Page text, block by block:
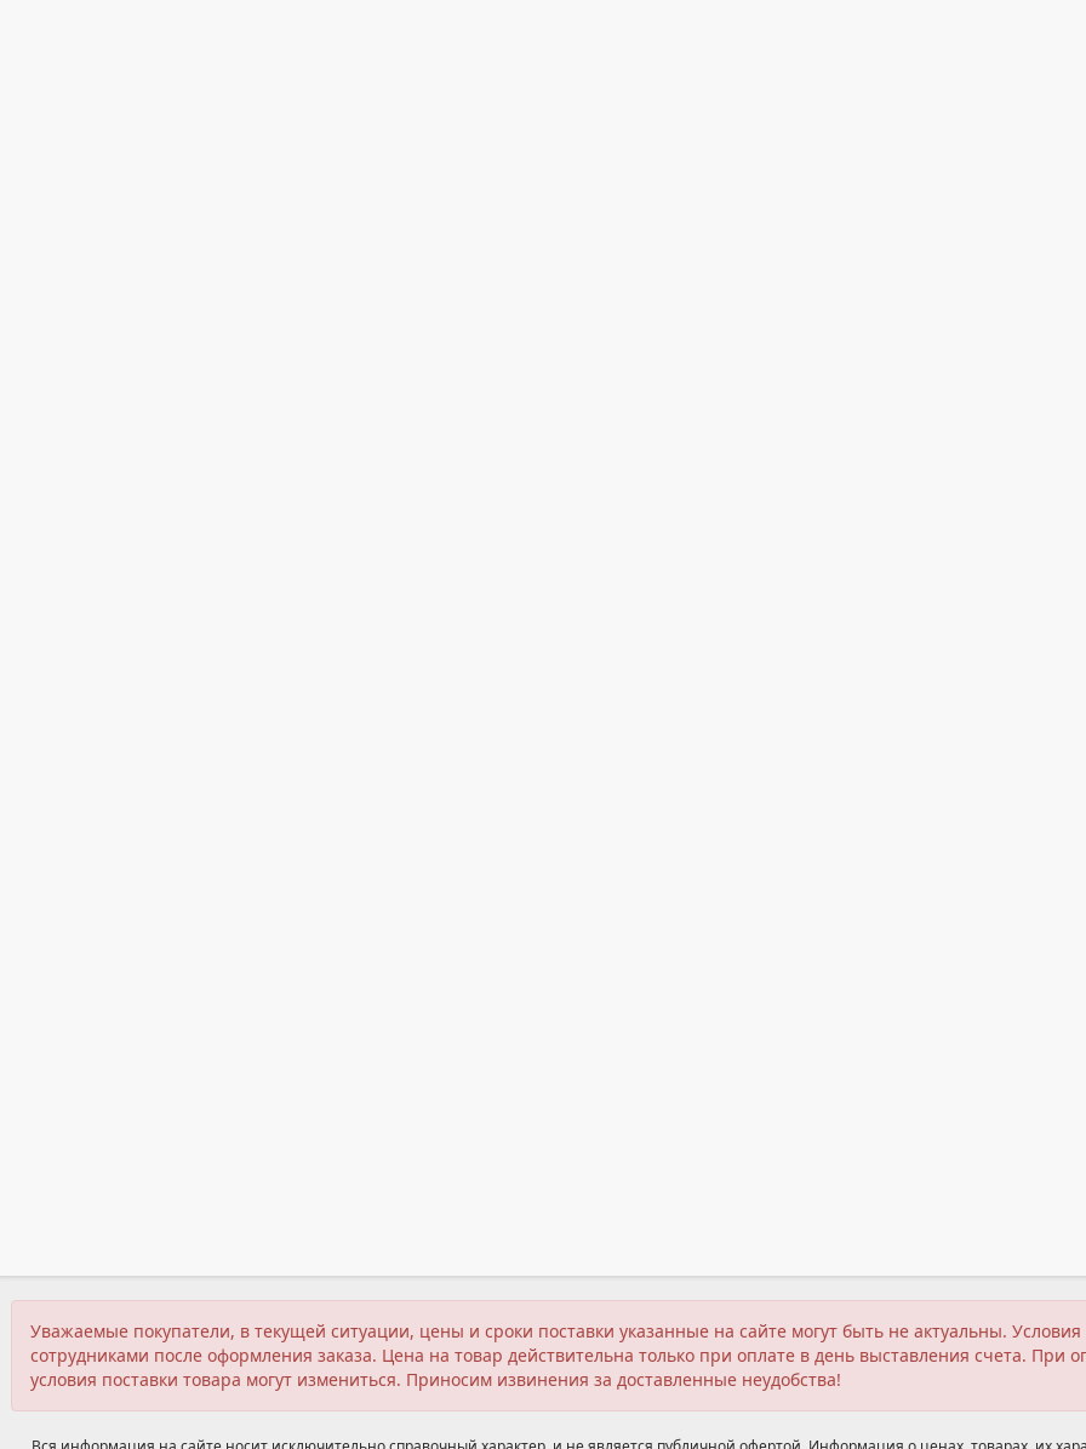
Уважаемые покупатели, в текущей ситуации, цены и сроки поставки указанные на сайте могут быть не актуальны.
сотрудниками после оформления заказа. Цена на товар действительна только при оплате в день выставления счета.
условия поставки товара могут измениться. Приносим извинения за доставленные неудобства!